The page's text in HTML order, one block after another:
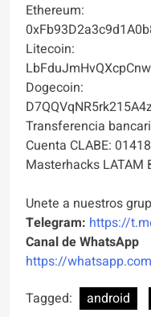
Ethereum:
Litecoin:
Dogecoin:
Transferencia
Cuenta CLABE:
Masterhacks LATAM
Unete a nuestros
Telegram: https://
Canal de WhatsApp
https://
Tagged:
android